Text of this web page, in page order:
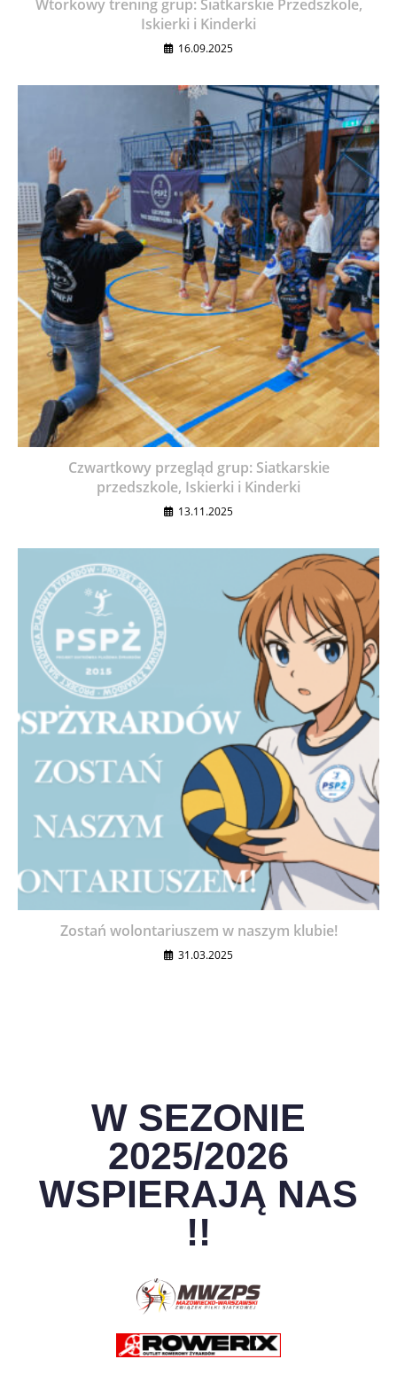
Wtorkowy trening grup: Siatkarskie Przedszkole,
Iskierki i Kinderki
16.09.2025
Czwartkowy przegląd grup: Siatkarskie
przedszkole, Iskierki i Kinderki
13.11.2025
Zostań wolontariuszem w naszym klubie!
31.03.2025
W SEZONIE
2025/2026
WSPIERAJĄ NAS
!!